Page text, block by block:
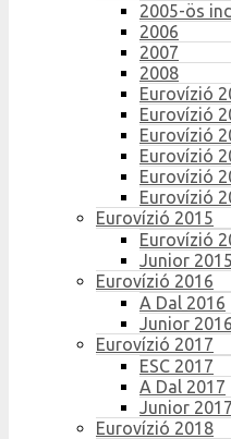
2005-ös
2006
2007
2008
Eurovízió
Eurovízió
Eurovízió
Eurovízió
Eurovízió
Eurovízió
Eurovízió 2015
Eurovízió
Junior 2015
Eurovízió 2016
A Dal 2016
Junior 2016
Eurovízió 2017
ESC 2017
A Dal 2017
Junior 2017
Eurovízió 2018